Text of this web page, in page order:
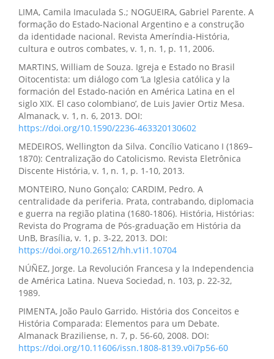
LIMA, Camila Imaculada S.; NOGUEIRA, Gabriel Parente. A
formação do Estado-Nacional Argentino e a construção
da identidade nacional. Revista Ameríndia-História,
cultura e outros combates, v. 1, n. 1, p. 11, 2006.
MARTINS, William de Souza. Igreja e Estado no Brasil
Oitocentista: um diálogo com ‘La Iglesia católica y la
formación del Estado-nación en América Latina en el
siglo XIX. El caso colombiano’, de Luis Javier Ortiz Mesa.
Almanack, v. 1, n. 6, 2013. DOI:
https://doi.org/10.1590/2236-463320130602
MEDEIROS, Wellington da Silva. Concílio Vaticano I (1869–
1870): Centralização do Catolicismo. Revista Eletrônica
Discente História, v. 1, n. 1, p. 1-10, 2013.
MONTEIRO, Nuno Gonçalo; CARDIM, Pedro. A
centralidade da periferia. Prata, contrabando, diplomacia
e guerra na região platina (1680-1806). História, Histórias:
Revista do Programa de Pós-graduação em História da
UnB, Brasília, v. 1, p. 3-22, 2013. DOI:
https://doi.org/10.26512/hh.v1i1.10704
NÚÑEZ, Jorge. La Revolución Francesa y la Independencia
de América Latina. Nueva Sociedad, n. 103, p. 22-32,
1989.
PIMENTA, João Paulo Garrido. História dos Conceitos e
História Comparada: Elementos para um Debate.
Almanack Braziliense, n. 7, p. 56-60, 2008. DOI:
https://doi.org/10.11606/issn.1808-8139.v0i7p56-60